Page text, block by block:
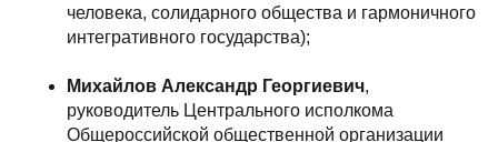
человека, солидарного общества и гармоничного
интегративного государства);
Михайлов Александр Георгиевич,
руководитель Центрального исполкома
Общероссийской общественной организации